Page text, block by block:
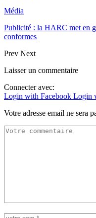
Média
Publicité : la HARC met en
conformes
Prev Next
Laisser un commentaire
Connecter avec:
Login with Facebook Login
Votre adresse email ne sera